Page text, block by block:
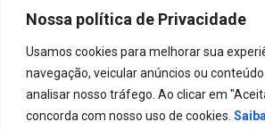
Nossa política de Privacidade
Usamos cookies para melhorar sua
navegação, veicular anúncios ou
analisar nosso tráfego. Ao clicar em
concorda com nosso uso de cookies.
Contato